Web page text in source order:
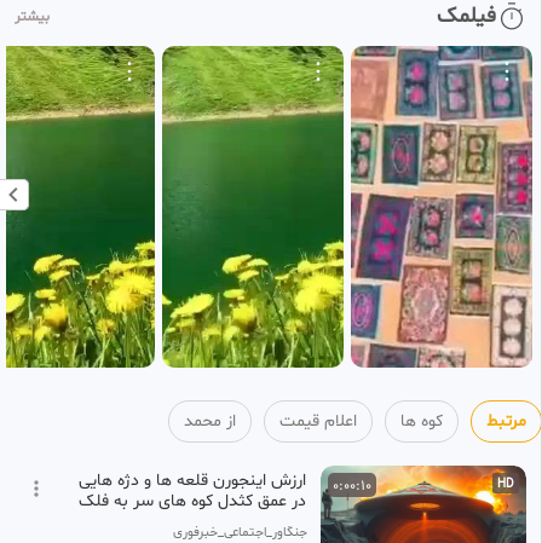
فیلمک بیشتر
مرتبط کوه ها اعلام قیمت از محمد
HD
0:00:10
ارزش اینجورن قلعه ها و دژه هایی
در عمق کثدل کوه های سر به فلک
کشیده در شرایط حمل
جنگاور_اجتماعی_خبرفوری